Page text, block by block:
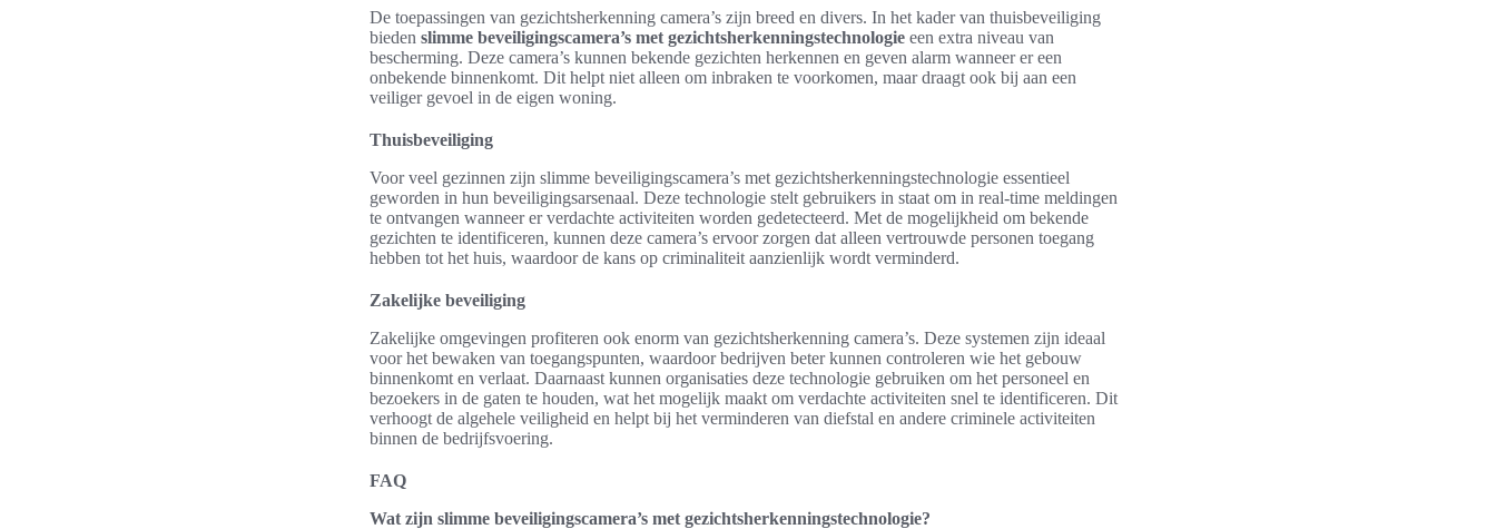
De toepassingen van gezichtsherkenning camera’s zijn breed en divers. In het kader van thuisbeveiliging
bieden slimme beveiligingscamera’s met gezichtsherkenningstechnologie een extra niveau van
bescherming. Deze camera’s kunnen bekende gezichten herkennen en geven alarm wanneer er een
onbekende binnenkomt. Dit helpt niet alleen om inbraken te voorkomen, maar draagt ook bij aan een
veiliger gevoel in de eigen woning.
Thuisbeveiliging
Voor veel gezinnen zijn slimme beveiligingscamera’s met gezichtsherkenningstechnologie essentieel
geworden in hun beveiligingsarsenaal. Deze technologie stelt gebruikers in staat om in real-time meldingen
te ontvangen wanneer er verdachte activiteiten worden gedetecteerd. Met de mogelijkheid om bekende
gezichten te identificeren, kunnen deze camera’s ervoor zorgen dat alleen vertrouwde personen toegang
hebben tot het huis, waardoor de kans op criminaliteit aanzienlijk wordt verminderd.
Zakelijke beveiliging
Zakelijke omgevingen profiteren ook enorm van gezichtsherkenning camera’s. Deze systemen zijn ideaal
voor het bewaken van toegangspunten, waardoor bedrijven beter kunnen controleren wie het gebouw
binnenkomt en verlaat. Daarnaast kunnen organisaties deze technologie gebruiken om het personeel en
bezoekers in de gaten te houden, wat het mogelijk maakt om verdachte activiteiten snel te identificeren. Dit
verhoogt de algehele veiligheid en helpt bij het verminderen van diefstal en andere criminele activiteiten
binnen de bedrijfsvoering.
FAQ
Wat zijn slimme beveiligingscamera’s met gezichtsherkenningstechnologie?